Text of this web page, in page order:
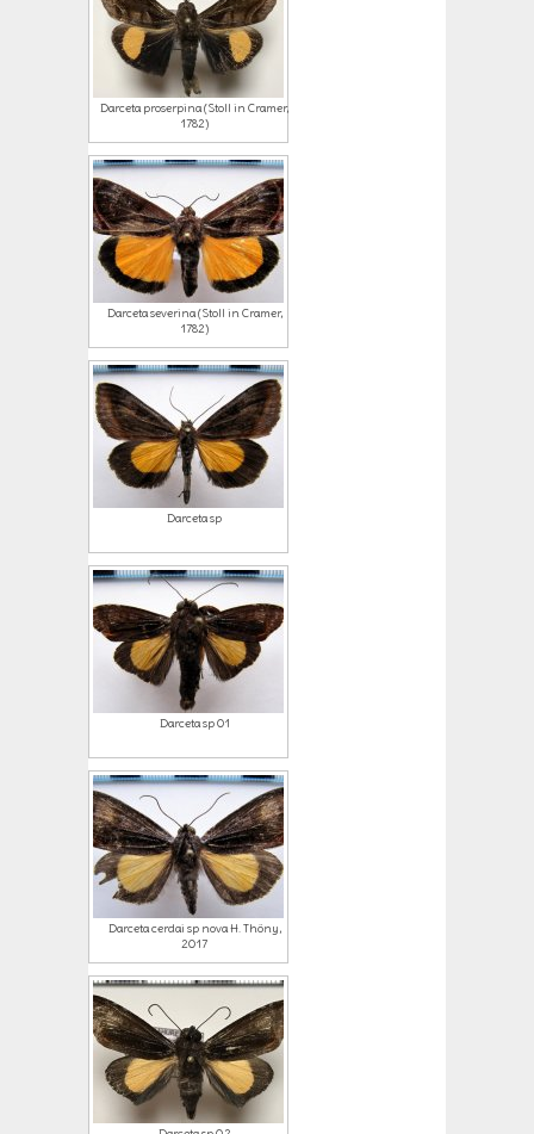
Darceta proserpina (Stoll in Cramer,
1782)
Darceta severina (Stoll in Cramer,
1782)
Darceta sp
Darceta sp 01
Darceta cerdai sp nova H. Thöny,
2017